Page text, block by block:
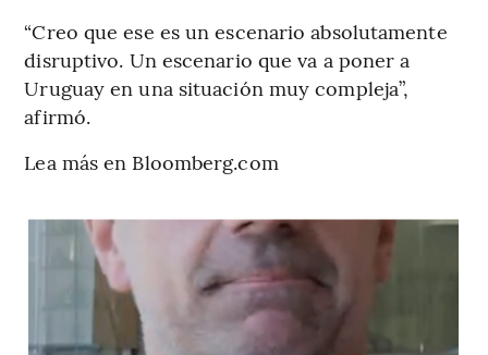
“Creo que ese es un escenario absolutamente
disruptivo. Un escenario que va a poner a
Uruguay en una situación muy compleja”,
afirmó.
Lea más en Bloomberg.com